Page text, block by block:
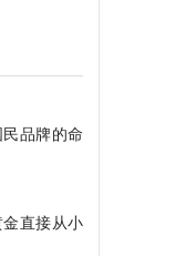
品牌的命
直接从小